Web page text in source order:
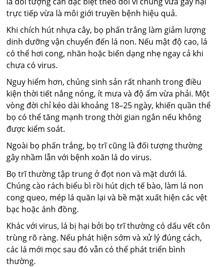
trực tiếp vừa là môi giới truyền bệnh hiệu quả.
Khi chích hút nhựa cây, bọ phấn trắng làm giảm lượng
dinh dưỡng vận chuyển đến lá non. Nếu mật độ cao, lá
có thể hơi cong, nhăn hoặc biến dạng nhẹ ngay cả khi
chưa có virus.
Nguy hiểm hơn, chúng sinh sản rất nhanh trong điều
kiện thời tiết nắng nóng, ít mưa và độ ẩm vừa phải. Một
vòng đời chỉ kéo dài khoảng 18–25 ngày, khiến quần thể
bọ có thể tăng mạnh trong thời gian ngắn nếu không
được kiểm soát.
Ngoài bọ phấn trắng, bọ trĩ cũng là đối tượng thường
gây nhầm lẫn với bệnh xoăn lá do virus.
Bọ trĩ thường tập trung ở đọt non và mặt dưới lá.
Chúng cào rách biểu bì rồi hút dịch tế bào, làm lá non
cong queo, mép lá quăn lại và bề mặt xuất hiện các vệt
bạc hoặc ánh đồng.
Khác với virus, lá bị hại bởi bọ trĩ thường có dấu vết côn
trùng rõ ràng. Nếu phát hiện sớm và xử lý đúng cách,
các lá mới mọc sau đó vẫn có thể phát triển bình
thường.